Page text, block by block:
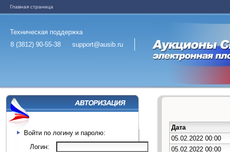
Главная страница
Техническая поддержка
8 (3812) 90-55-38
support@ausib.ru
Войти по логину и паролю:
Логин:
Дата
05.02.2022 00:00
05.02.2022 00:00